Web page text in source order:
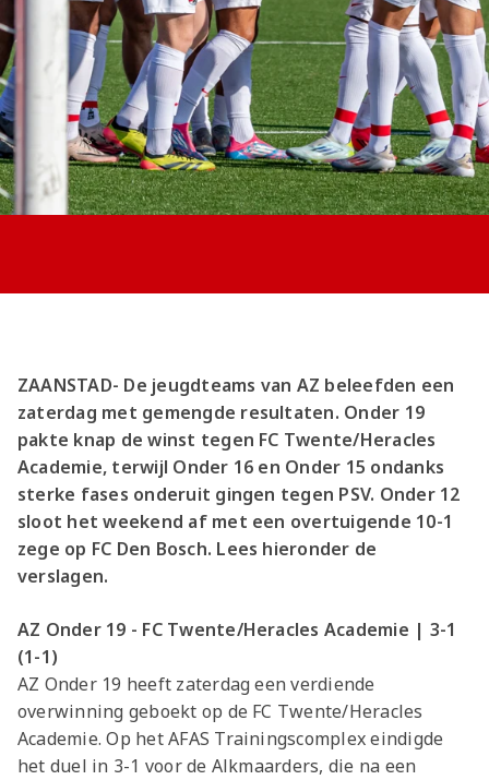
Jong AZ
Seizoenkaart
ZAANSTAD- De jeugdteams van AZ beleefden een
zaterdag met gemengde resultaten. Onder 19
pakte knap de winst tegen FC Twente/Heracles
Academie, terwijl Onder 16 en Onder 15 ondanks
sterke fases onderuit gingen tegen PSV. Onder 12
sloot het weekend af met een overtuigende 10-1
zege op FC Den Bosch. Lees hieronder de
verslagen.
AZ Onder 19 - FC Twente/Heracles Academie | 3-1
(1-1)
AZ Onder 19 heeft zaterdag een verdiende
overwinning geboekt op de FC Twente/Heracles
Academie. Op het AFAS Trainingscomplex eindigde
het duel in 3-1 voor de Alkmaarders, die na een